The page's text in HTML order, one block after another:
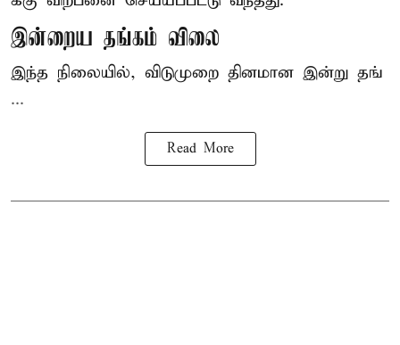
இன்றைய தங்கம் விலை
இந்த நிலையில், விடுமுறை தினமான இன்று தங்
...
Read More